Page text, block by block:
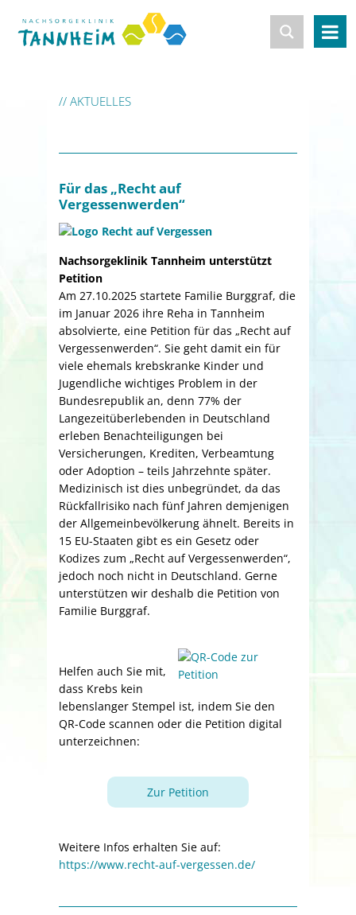
// AKTUELLES
Für das „Recht auf
Vergessenwerden“
Nachsorgeklinik Tannheim unterstützt
Petition
Am 27.10.2025 startete Familie Burggraf, die
im Januar 2026 ihre Reha in Tannheim
absolvierte, eine Petition für das „Recht auf
Vergessenwerden“. Sie geht damit ein für
viele ehemals krebskranke Kinder und
Jugendliche wichtiges Problem in der
Bundesrepublik an, denn 77% der
Langezeitüberlebenden in Deutschland
erleben Benachteiligungen bei
Versicherungen, Krediten, Verbeamtung
oder Adoption – teils Jahrzehnte später.
Medizinisch ist dies unbegründet, da das
Rückfallrisiko nach fünf Jahren demjenigen
der Allgemeinbevölkerung ähnelt. Bereits in
15 EU-Staaten gibt es ein Gesetz oder
Kodizes zum „Recht auf Vergessenwerden“,
jedoch noch nicht in Deutschland. Gerne
unterstützen wir deshalb die Petition von
Familie Burggraf.
Helfen auch Sie mit,
dass Krebs kein
lebenslanger Stempel ist, indem Sie den
QR-Code scannen oder die Petition digital
unterzeichnen:
Zur Petition
Weitere Infos erhalten Sie auf:
https://www.recht-auf-vergessen.de/